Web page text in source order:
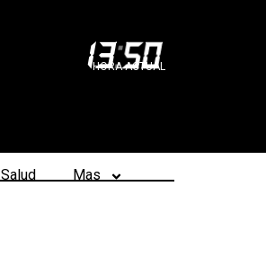
13:50
HORA ACTUAL
Salud Mas